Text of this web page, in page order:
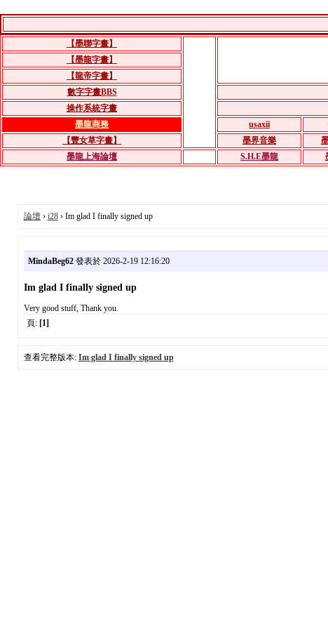
【墨聯字畫】
【墨龍字畫】
【龍帝字畫】
數字字畫BBS
操作系統字畫
墨龍商務
usaxii
【豐女草字畫】
墨界音樂
墨龍上海論壇
S.H.E墨龍
論壇› i28› Im glad I finally signed up
MindaBeg62發表於 2026-2-19 12:16:20
Im glad I finally signed up
Very good stuff, Thank you.
頁: [1]
查看完整版本: Im glad I finally signed up